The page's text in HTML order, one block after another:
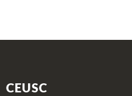
CEUSC